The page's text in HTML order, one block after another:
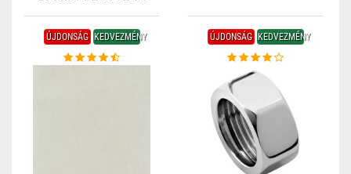
ÚJDONSÁG KEDVEZMÉNY ÚJDONSÁG KEDVEZMÉNY